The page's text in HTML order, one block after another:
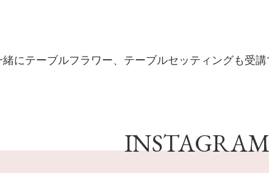
にテーブルフラワー、 テーブルセッティングも受講